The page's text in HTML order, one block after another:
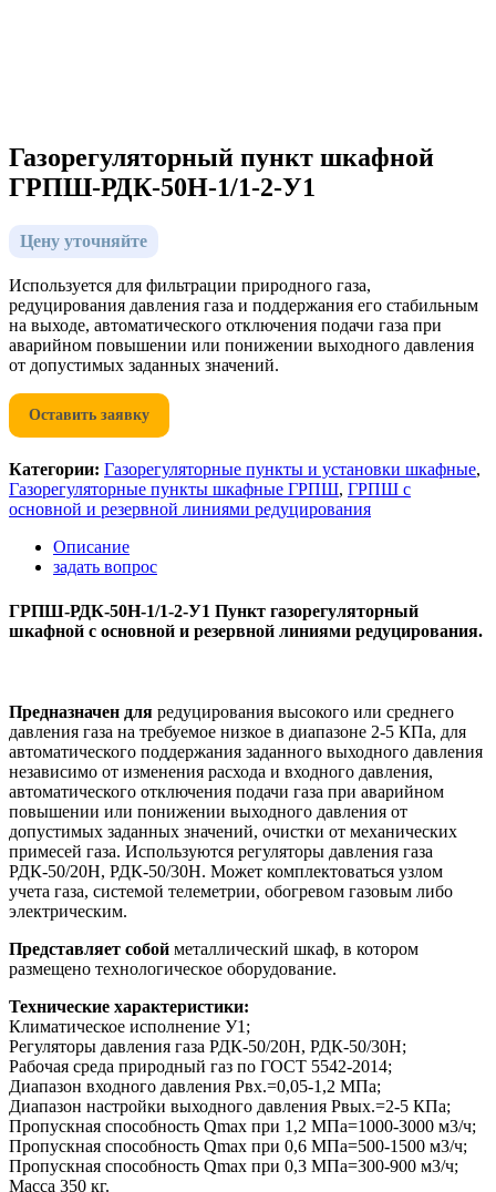
Газорегуляторный пункт шкафной
ГРПШ-РДК-50Н-1/1-2-У1
Цену уточняйте
Используется для фильтрации природного газа,
редуцирования давления газа и поддержания его стабильным
на выходе, автоматического отключения подачи газа при
аварийном повышении или понижении выходного давления
от допустимых заданных значений.
Оставить заявку
Категории: Газорегуляторные пункты и установки шкафные,
Газорегуляторные пункты шкафные ГРПШ, ГРПШ с
основной и резервной линиями редуцирования
Описание
задать вопрос
ГРПШ-РДК-50Н-1/1-2-У1 Пункт газорегуляторный
шкафной с основной и резервной линиями редуцирования.
Предназначен для редуцирования высокого или среднего
давления газа на требуемое низкое в диапазоне 2-5 КПа, для
автоматического поддержания заданного выходного давления
независимо от изменения расхода и входного давления,
автоматического отключения подачи газа при аварийном
повышении или понижении выходного давления от
допустимых заданных значений, очистки от механических
примесей газа. Используются регуляторы давления газа
РДК-50/20Н, РДК-50/30Н. Может комплектоваться узлом
учета газа, системой телеметрии, обогревом газовым либо
электрическим.
Представляет собой металлический шкаф, в котором
размещено технологическое оборудование.
Технические характеристики:
Климатическое исполнение У1;
Регуляторы давления газа РДК-50/20Н, РДК-50/30Н;
Рабочая среда природный газ по ГОСТ 5542-2014;
Диапазон входного давления Рвх.=0,05-1,2 МПа;
Диапазон настройки выходного давления Рвых.=2-5 КПа;
Пропускная способность Qmax при 1,2 МПа=1000-3000 м3/ч;
Пропускная способность Qmax при 0,6 МПа=500-1500 м3/ч;
Пропускная способность Qmax при 0,3 МПа=300-900 м3/ч;
Масса 350 кг.